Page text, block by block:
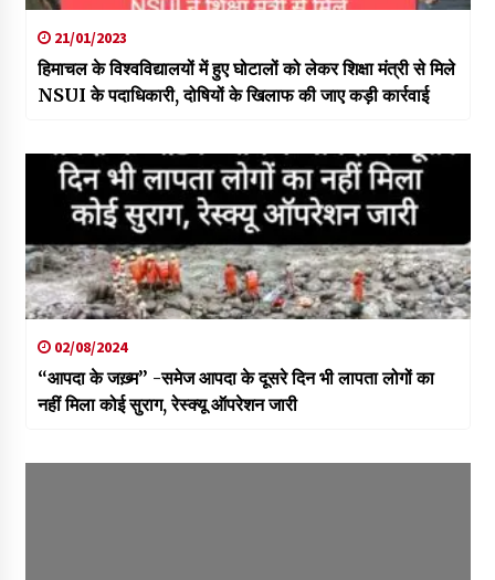
21/01/2023
हिमाचल के विश्वविद्यालयों में हुए घोटालों को लेकर शिक्षा मंत्री से मिले
NSUI के पदाधिकारी, दोषियों के खिलाफ की जाए कड़ी कार्रवाई
02/08/2024
“आपदा के जख़्म” -समेज आपदा के दूसरे दिन भी लापता लोगों का
नहीं मिला कोई सुराग, रेस्क्यू ऑपरेशन जारी